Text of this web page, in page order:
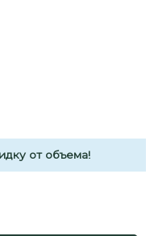
от объема!